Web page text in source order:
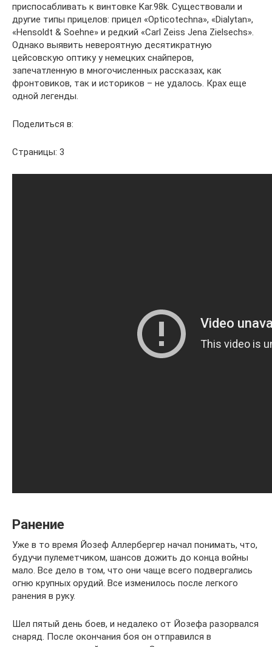
приспосабливать к винтовке Kar.98k. Существовали и
другие типы прицелов: прицел «Opticotechna», «Dialytan»,
«Hensoldt & Soehne» и редкий «Carl Zeiss Jena Zielsechs».
Однако выявить невероятную десятикратную
цейсовскую оптику у немецких снайперов,
запечатленную в многочисленных рассказах, как
фронтовиков, так и историков – не удалось. Крах еще
одной легенды.
Поделиться в:
Страницы: 3
Ранение
Уже в то время Йозеф Аллербергер начал понимать, что,
будучи пулеметчиком, шансов дожить до конца войны
мало. Все дело в том, что они чаще всего подвергались
огню крупных орудий. Все изменилось после легкого
ранения в руку.
Шел пятый день боев, и недалеко от Йозефа разорвался
снаряд. После окончания боя он отправился в